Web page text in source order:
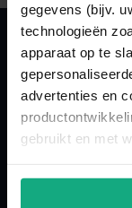
gegevens (bijv.
technologieën
apparaat op te
advertenties en
gebruikt en met
Als u het
Gegevens:
9220 Hamme